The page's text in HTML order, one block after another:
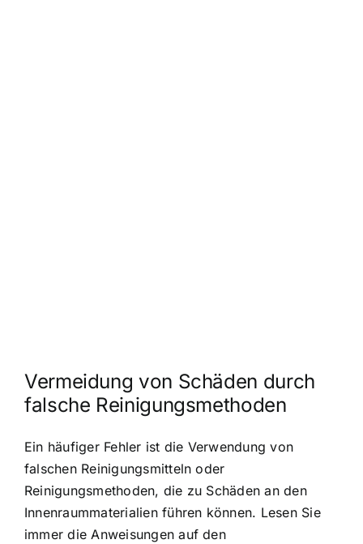
Vermeidung von Schäden durch
falsche Reinigungsmethoden
Ein häufiger Fehler ist die Verwendung von
falschen Reinigungsmitteln oder
Reinigungsmethoden, die zu Schäden an den
Innenraummaterialien führen können. Lesen Sie
immer die Anweisungen auf den